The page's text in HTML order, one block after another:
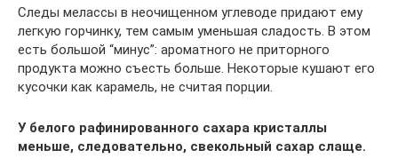
Следы мелассы в неочищенном углеводе придают ему
легкую горчинку, тем самым уменьшая сладость. В этом
есть большой “минус”: ароматного не приторного
продукта можно съесть больше. Некоторые кушают его
кусочки как карамель, не считая порции.
У белого рафинированного сахара кристаллы
меньше, следовательно, свекольный сахар слаще.